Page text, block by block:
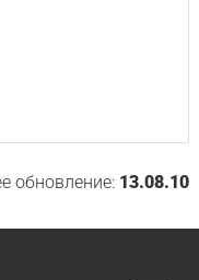
обновление: 13.08.10